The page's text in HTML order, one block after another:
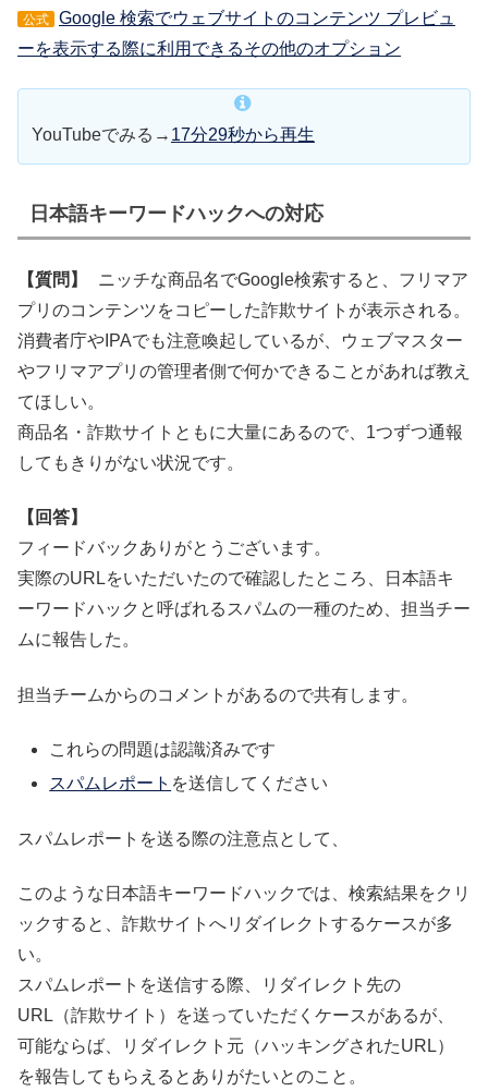
公式
Google 検索でウェブサイトのコンテンツ プレビュ
ーを表示する際に利用できるその他のオプション
YouTubeでみる→ 17分29秒から再生
日本語キーワードハックへの対応
【質問】
ニッチな商品名でGoogle検索すると、フリマア
プリのコンテンツをコピーした詐欺サイトが表示される。
消費者庁やIPAでも注意喚起しているが、ウェブマスター
やフリマアプリの管理者側で何かできることがあれば教え
てほしい。
商品名・詐欺サイトともに大量にあるので、1つずつ通報
してもきりがない状況です。
【回答】
フィードバックありがとうございます。
実際のURLをいただいたので確認したところ、日本語キ
ーワードハックと呼ばれるスパムの一種のため、担当チー
ムに報告した。
担当チームからのコメントがあるので共有します。
これらの問題は認識済みです
スパムレポート を送信してください
スパムレポートを送る際の注意点として、
このような日本語キーワードハックでは、検索結果をクリ
ックすると、詐欺サイトへリダイレクトするケースが多
い。
スパムレポートを送信する際、リダイレクト先の
URL（詐欺サイト）を送っていただくケースがあるが、
可能ならば、リダイレクト元（ハッキングされたURL）
を報告してもらえるとありがたいとのこと。